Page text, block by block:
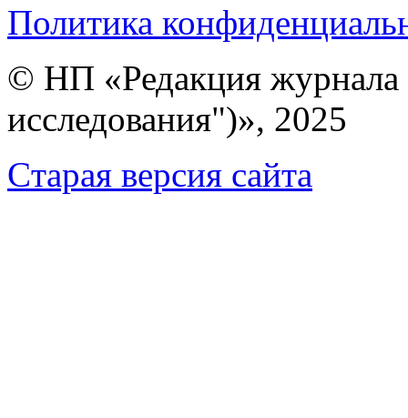
Политика
© НП «Редакция
исследования")», 2025
Cтарая версия сайта